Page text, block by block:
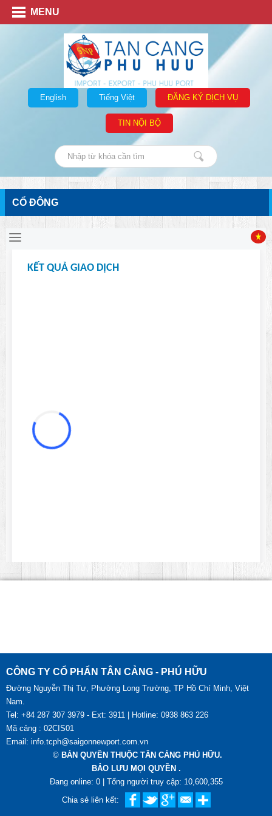
MENU
English Tiếng Việt ĐĂNG KÝ DỊCH VỤ
TIN NỘI BỘ
CỔ ĐÔNG
CÔNG TY CỔ PHẨN TÂN CẢNG - PHÚ HỮU
Đường Nguyễn Thị Tư, Phường Long Trường, TP Hồ Chí Minh, Việt
Nam.
Tel: +84 287 307 3979 - Ext: 3911 | Hotline: 0938 863 226
Mã cảng : 02CIS01
Email: info.tcph@saigonnewport.com.vn
© BẢN QUYỀN THUỘC TÂN CẢNG PHÚ HỮU.
BẢO LƯU MỌI QUYỀN .
Đang online: 0 | Tổng người truy cập: 10,600,355
Chia sẻ liên kết: